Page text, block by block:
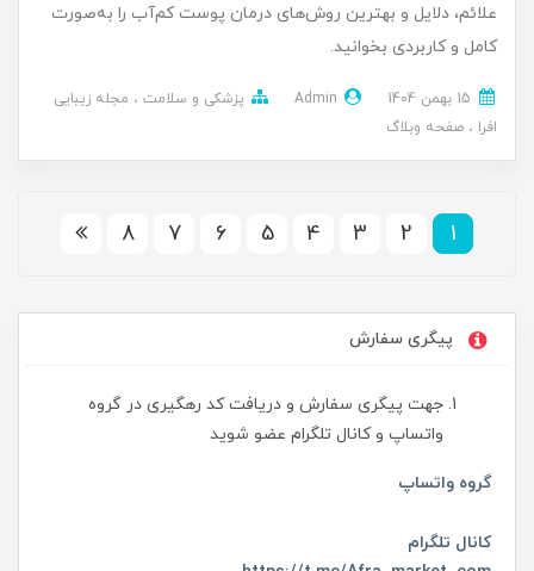
علائم، دلایل و بهترین روش‌های درمان پوست کم‌آب را به‌صورت
کامل و کاربردی بخوانید.
Admin پزشکی و سلامت
مجله زیبایی
افرا
صفحه وبلاگ
1
2
3
4
5
6
7
8
پیگری سفارش
جهت پیگری سفارش و دریافت کد رهگیری در گروه
واتساپ و کانال تلگرام عضو شوید
گروه واتساپ
کانال تلگرام